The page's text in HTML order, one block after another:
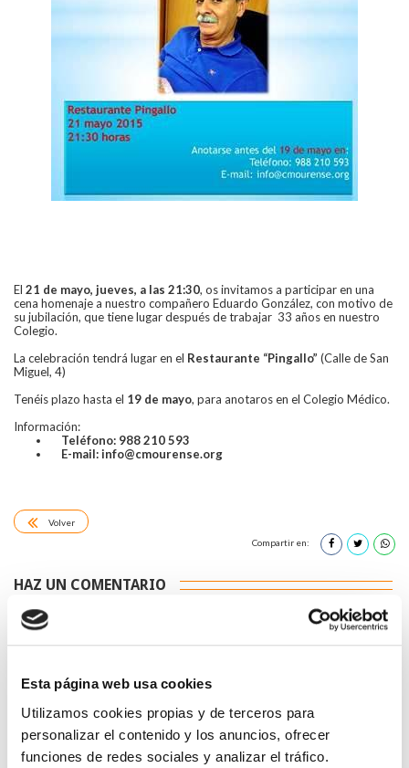
Esta página web usa cookies
Utilizamos cookies propias y de terceros para
personalizar el contenido y los anuncios, ofrecer
funciones de redes sociales y analizar el tráfico.
El 21 de mayo, jueves, a las 21:30, os invitamos a participar en una
cena homenaje a nuestro compañero Eduardo González, con motivo de
su jubilación, que tiene lugar después de trabajar 33 años en nuestro
Colegio.
La celebración tendrá lugar en el Restaurante “Pingallo” (Calle de San
Miguel, 4)
Tenéis plazo hasta el 19 de mayo, para anotaros en el Colegio Médico.
Información:
Teléfono: 988 210 593
E-mail: info@cmourense.org
Volver
Compartir en:
HAZ UN COMENTARIO
*Campos obligatorios